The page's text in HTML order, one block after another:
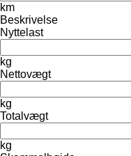
km
Beskrivelse
Nyttelast
kg
Nettovægt
kg
Totalvægt
kg